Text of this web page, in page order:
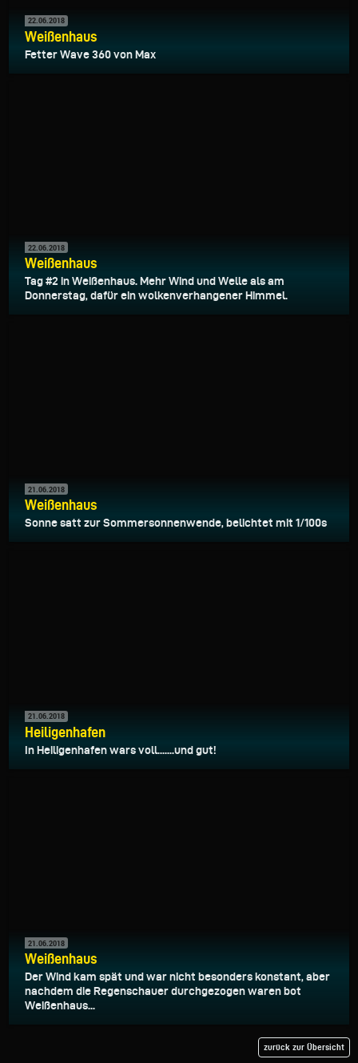
22.06.2018
Weißenhaus
Fetter Wave 360 von Max
22.06.2018
Weißenhaus
Tag #2 in Weißenhaus. Mehr Wind und Welle als am
Donnerstag, dafür ein wolkenverhangener Himmel.
21.06.2018
Weißenhaus
Sonne satt zur Sommersonnenwende, belichtet mit 1/100s
21.06.2018
Heiligenhafen
In Heiligenhafen wars voll.......und gut!
21.06.2018
Weißenhaus
Der Wind kam spät und war nicht besonders konstant, aber
nachdem die Regenschauer durchgezogen waren bot
Weißenhaus...
zurück zur Übersicht